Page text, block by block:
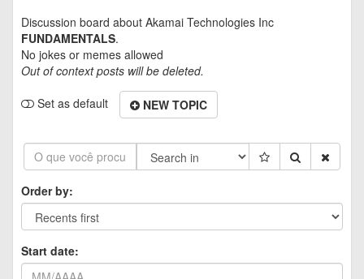
Discussion board about Akamai Technologies Inc
FUNDAMENTALS.
No jokes or memes allowed
Out of context posts will be deleted.
Set as default
NEW TOPIC
Order by:
Start date: